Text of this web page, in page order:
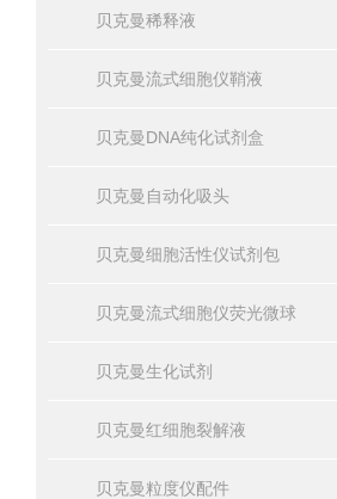
贝克曼稀释液
贝克曼流式细胞仪鞘液
贝克曼DNA纯化试剂盒
贝克曼自动化吸头
贝克曼细胞活性仪试剂包
贝克曼流式细胞仪荧光微球
贝克曼生化试剂
贝克曼红细胞裂解液
贝克曼粒度仪配件